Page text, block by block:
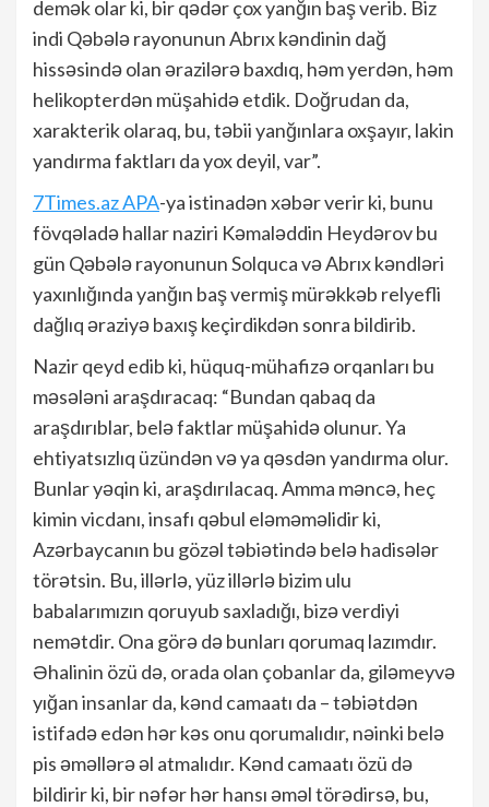
demək olar ki, bir qədər çox yanğın baş verib. Biz
indi Qəbələ rayonunun Abrıx kəndinin dağ
hissəsində olan ərazilərə baxdıq, həm yerdən, həm
helikopterdən müşahidə etdik. Doğrudan da,
xarakterik olaraq, bu, təbii yanğınlara oxşayır, lakin
yandırma faktları da yox deyil, var”.
7Times.az APA-ya istinadən xəbər verir ki, bunu
fövqəladə hallar naziri Kəmaləddin Heydərov bu
gün Qəbələ rayonunun Solquca və Abrıx kəndləri
yaxınlığında yanğın baş vermiş mürəkkəb relyefli
dağlıq əraziyə baxış keçirdikdən sonra bildirib.
Nazir qeyd edib ki, hüquq-mühafizə orqanları bu
məsələni araşdıracaq: “Bundan qabaq da
araşdırıblar, belə faktlar müşahidə olunur. Ya
ehtiyatsızlıq üzündən və ya qəsdən yandırma olur.
Bunlar yəqin ki, araşdırılacaq. Amma məncə, heç
kimin vicdanı, insafı qəbul eləməməlidir ki,
Azərbaycanın bu gözəl təbiətində belə hadisələr
törətsin. Bu, illərlə, yüz illərlə bizim ulu
babalarımızın qoruyub saxladığı, bizə verdiyi
nemətdir. Ona görə də bunları qorumaq lazımdır.
Əhalinin özü də, orada olan çobanlar da, giləmeyvə
yığan insanlar da, kənd camaatı da – təbiətdən
istifadə edən hər kəs onu qorumalıdır, nəinki belə
pis əməllərə əl atmalıdır. Kənd camaatı özü də
bildirir ki, bir nəfər hər hansı əməl törədirsə, bu,